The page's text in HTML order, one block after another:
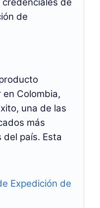
de
Colombia,
una de las
más
país. Esta
Expedición de